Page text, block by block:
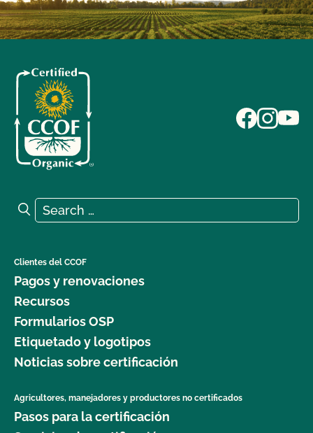
Search for:
Search
Clientes del CCOF
Pagos y renovaciones
Recursos
Formularios OSP
Etiquetado y logotipos
Noticias sobre certificación
Agricultores, manejadores y productores no certificados
Pasos para la certificación